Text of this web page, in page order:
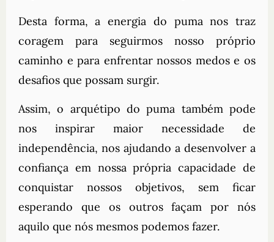
Desta forma, a energia do puma nos traz
coragem para seguirmos nosso próprio
caminho e para enfrentar nossos medos e os
desafios que possam surgir.
Assim, o arquétipo do puma também pode
nos inspirar maior necessidade de
independência, nos ajudando a desenvolver a
confiança em nossa própria capacidade de
conquistar nossos objetivos, sem ficar
esperando que os outros façam por nós
aquilo que nós mesmos podemos fazer.